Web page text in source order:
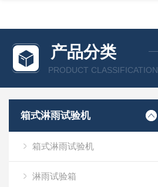
产品分类
PRODUCT CLASSIFICATION
箱式淋雨试验机
箱式淋雨试验机
淋雨试验箱